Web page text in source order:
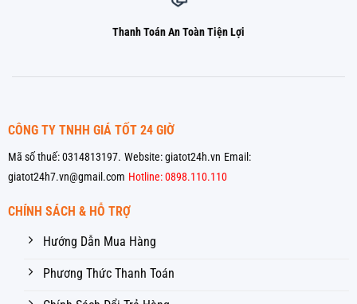
Thanh Toán An Toàn Tiện Lợi
CÔNG TY TNHH GIÁ TỐT 24 GIỜ
Mã số thuế: 0314813197. Website: giatot24h.vn Email:
giatot24h7.vn@gmail.com Hotline: 0898.110.110
CHÍNH SÁCH & HỖ TRỢ
Hướng Dẫn Mua Hàng
Phương Thức Thanh Toán